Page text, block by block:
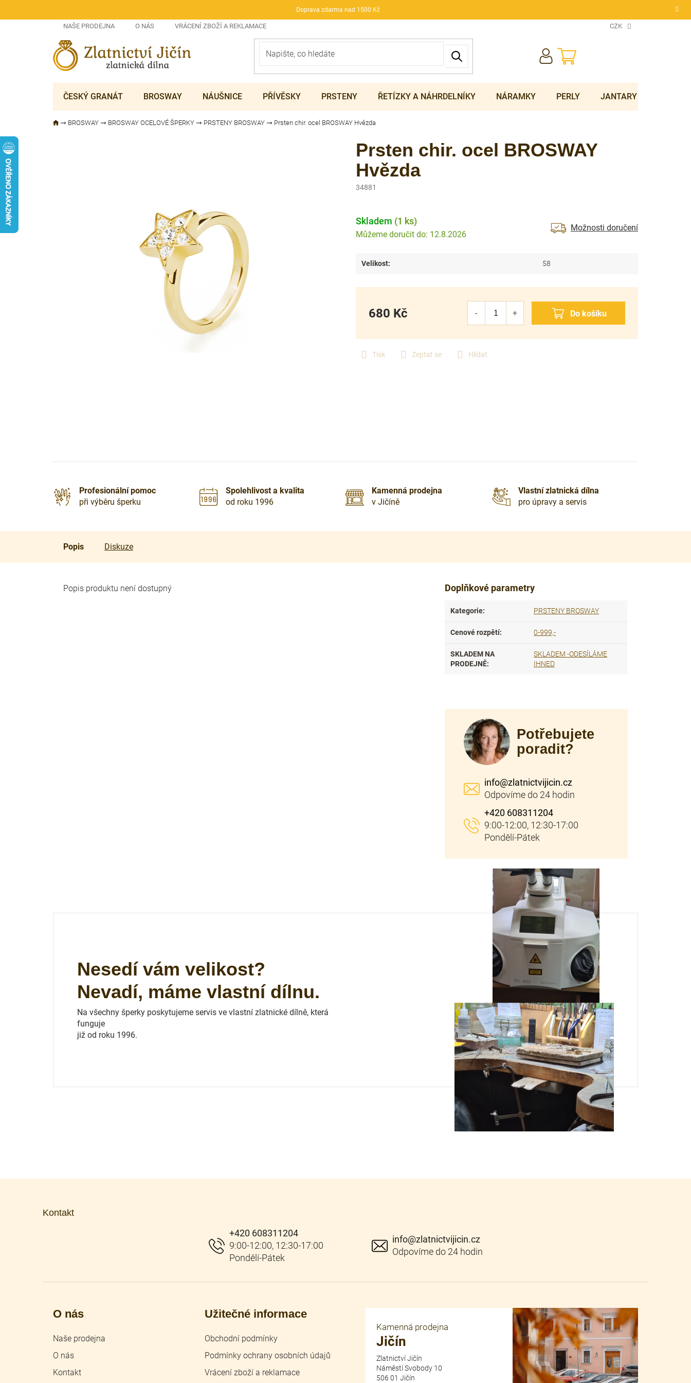
Doprava zdarma nad 1500 Kč
NAŠE PRODEJNA O NÁS VRÁCENÍ ZBOŽÍ A REKLAMACE CZK
NÁKUPNÍ
KOŠÍK
ČESKÝ GRANÁT BROSWAY NÁUŠNICE PŘÍVĚSKY PRSTENY ŘETÍZKY A NÁHRDELNÍKY NÁRAMKY PERLY JANTARY
BROSWAY BROSWAY OCELOVÉ ŠPERKY PRSTENY BROSWAY Prsten chir. ocel BROSWAY Hvězda
Tisk Zeptat se Hlídat
Prsten chir. ocel BROSWAY
Hvězda
34881
Skladem (1 ks)
12.8.2026
Možnosti doručení
680 Kč
Velikost: 58
Profesionální pomoc
při výběru šperku
Spolehlivost a kvalita
od roku 1996
Kamenná prodejna
v Jičíně
Vlastní zlatnická dílna
pro úpravy a servis
Popis Diskuze
Popis produktu není dostupný Doplňkové parametry
Kategorie: PRSTENY BROSWAY
Cenové rozpětí: 0-999,-
SKLADEM NA
PRODEJNĚ:
SKLADEM -ODESÍLÁME
IHNED
Potřebujete
poradit?
info@zlatnictvijicin.cz
+420 608311204
Nesedí vám velikost?
Nevadí, máme vlastní dílnu.
Na všechny šperky poskytujeme servis ve vlastní zlatnické dílně, která
funguje
již od roku 1996.
Kontakt
info@zlatnictvijicin.cz
+420 608311204
O nás
Naše prodejna
O nás
Kontakt
Užitečné informace
Obchodní podmínky
Podmínky ochrany osobních údajů
Vrácení zboží a reklamace
Kamenná prodejna
Jičín
Zlatnictví Jičín
Náměstí Svobody 10
506 01 Jičín